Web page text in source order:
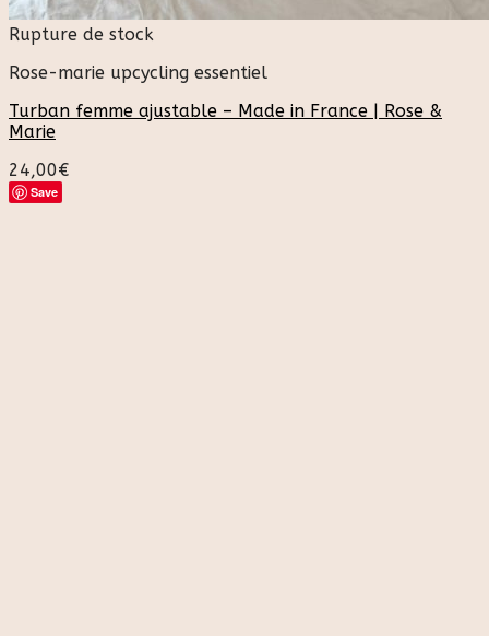
Rupture de stock
Rose-marie upcycling essentiel
Turban femme ajustable – Made in France | Rose &
Marie
24,00€
Save